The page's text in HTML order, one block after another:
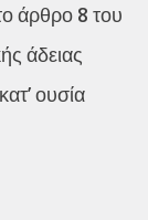
άρθρο 8 του
άδειας
ουσία